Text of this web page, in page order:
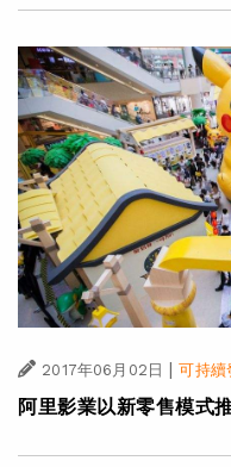
2017年06月02日 | 可持續
阿里影業以新零售模式